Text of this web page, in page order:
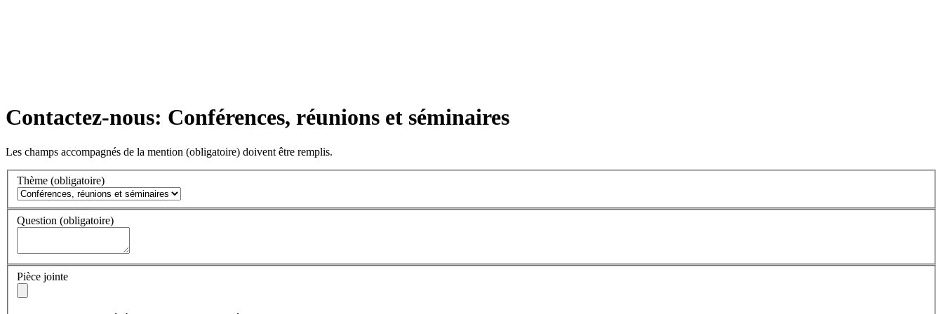
Contactez-nous: Conférences, réunions et séminaires
Les champs accompagnés de la mention (obligatoire) doivent être remplis.
Thème (obligatoire)
Question (obligatoire)
Pièce jointe